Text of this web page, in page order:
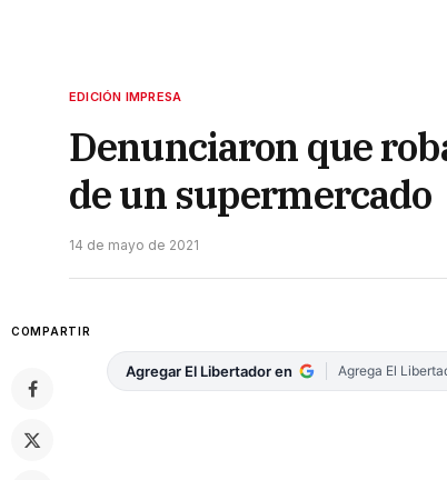
EDICIÓN IMPRESA
Denunciaron que
de un supermercado
14 de mayo de 2021
COMPARTIR
Agregar El Libertador en Agrega El